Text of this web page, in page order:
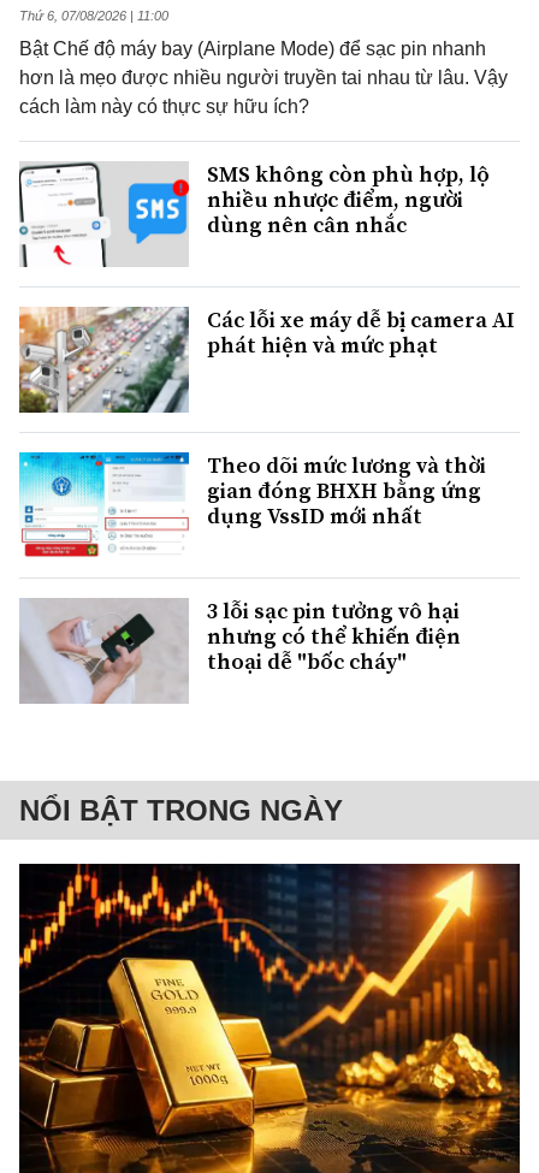
Thứ 6, 07/08/2026 | 11:00
Bật Chế độ máy bay (Airplane Mode) để sạc pin nhanh
hơn là mẹo được nhiều người truyền tai nhau từ lâu. Vậy
cách làm này có thực sự hữu ích?
SMS không còn phù hợp, lộ
nhiều nhược điểm, người
dùng nên cân nhắc
Các lỗi xe máy dễ bị camera AI
phát hiện và mức phạt
Theo dõi mức lương và thời
gian đóng BHXH bằng ứng
dụng VssID mới nhất
3 lỗi sạc pin tưởng vô hại
nhưng có thể khiến điện
thoại dễ "bốc cháy"
NỔI BẬT TRONG NGÀY